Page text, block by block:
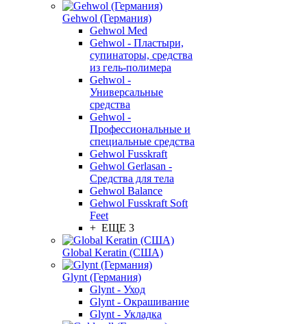
Gehwol (Германия)
Gehwol Med
Gehwol - Пластыри,
супинаторы, средства
из гель-полимера
Gehwol -
Универсальные
средства
Gehwol -
Профессиональные и
специальные средства
Gehwol Fusskraft
Gehwol Gerlasan -
Средства для тела
Gehwol Balance
Gehwol Fusskraft Soft
Feet
+ ЕЩЕ 3
Global Keratin (США)
Glynt (Германия)
Glynt - Уход
Glynt - Окрашивание
Glynt - Укладка